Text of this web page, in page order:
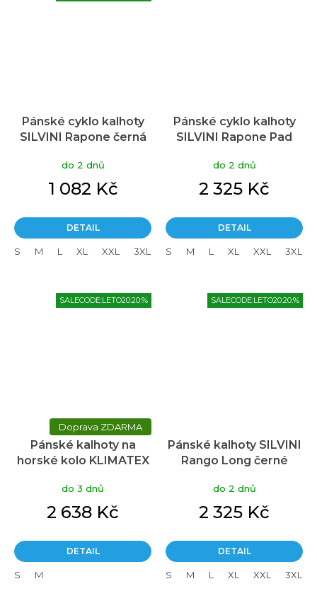
Pánské cyklo kalhoty
SILVINI Rapone černá
do 2 dnů
1 082 Kč
DETAIL
S M L XL XXL 3XL
Pánské cyklo kalhoty
SILVINI Rapone Pad
do 2 dnů
2 325 Kč
DETAIL
S M L XL XXL 3XL
SALECODE:LETO20:20:%
ZDARMA
Pánské kalhoty na
horské kolo KLIMATEX
do 3 dnů
2 638 Kč
DETAIL
S M
SALECODE:LETO20:20:%
Pánské kalhoty SILVINI
Rango Long černé
do 2 dnů
2 325 Kč
DETAIL
S M L XL XXL 3XL